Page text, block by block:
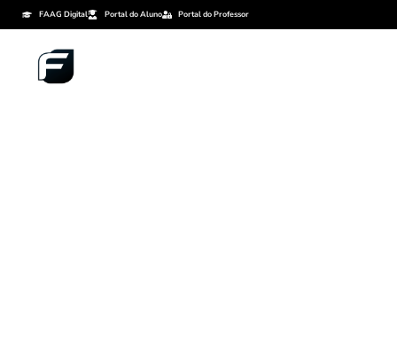
FAAG Digital Portal do Aluno Portal do Professor